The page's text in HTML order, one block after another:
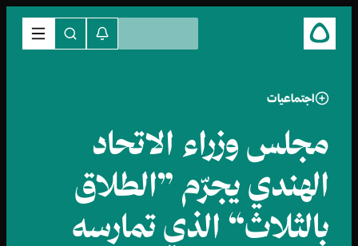
اجتماعيات
مجلس وزراء الاتحاد
الهندي يجرّم ”الطلاق
بالثلاث“ الذي تمارسه